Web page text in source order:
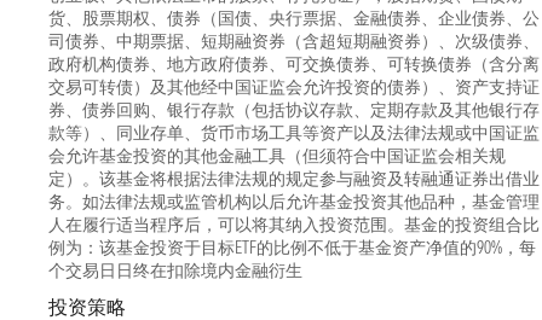
货、股票期权、债券（国债、央行票据、金融债券、企业债券、公
司债券、中期票据、短期融资券（含超短期融资券）、次级债券、
政府机构债券、地方政府债券、可交换债券、可转换债券（含分离
交易可转债）及其他经中国证监会允许投资的债券）、资产支持证
券、债券回购、银行存款（包括协议存款、定期存款及其他银行存
款等）、同业存单、货币市场工具等资产以及法律法规或中国证监
会允许基金投资的其他金融工具（但须符合中国证监会相关规
定）。该基金将根据法律法规的规定参与融资及转融通证券出借业
务。如法律法规或监管机构以后允许基金投资其他品种，基金管理
人在履行适当程序后，可以将其纳入投资范围。基金的投资组合比
例为：该基金投资于目标ETF的比例不低于基金资产净值的90%，每
个交易日日终在扣除境内金融衍生
投资策略